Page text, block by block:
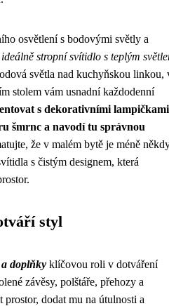
osvětlení s bodovými světly a
stropní svítidlo s teplým
světla nad kuchyňskou linkou,
stolem vám usnadní každodenní
s dekorativními
šmrnc a navodí tu správnou
že v malém bytě je méně
s čistým designem, která
styl
doplňky klíčovou roli v dotváření
závěsy, polštáře, přehozy a
dodat mu na útulnosti a